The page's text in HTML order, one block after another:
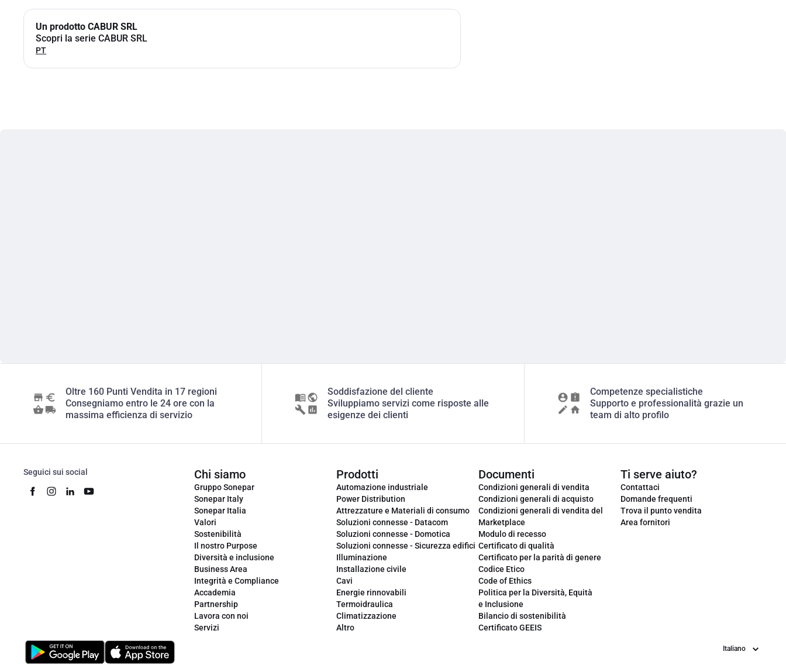
Un prodotto CABUR SRL
Scopri la serie CABUR SRL
PT
Oltre 160 Punti Vendita in 17 regioni
Consegniamo entro le 24 ore con la
massima efficienza di servizio
Soddisfazione del cliente
Sviluppiamo servizi come risposte alle
esigenze dei clienti
Competenze specialistiche
Supporto e professionalità grazie un
team di alto profilo
Seguici sui social Chi siamo
Gruppo Sonepar
Sonepar Italy
Sonepar Italia
Valori
Sostenibilità
Il nostro Purpose
Diversità e inclusione
Business Area
Integrità e Compliance
Accademia
Partnership
Lavora con noi
Servizi
Prodotti
Automazione industriale
Power Distribution
Attrezzature e Materiali di consumo
Soluzioni connesse - Datacom
Soluzioni connesse - Domotica
Soluzioni connesse - Sicurezza edifici
Illuminazione
Installazione civile
Cavi
Energie rinnovabili
Termoidraulica
Climatizzazione
Altro
Documenti
Condizioni generali di vendita
Condizioni generali di acquisto
Condizioni generali di vendita del
Marketplace
Modulo di recesso
Certificato di qualità
Certificato per la parità di genere
Codice Etico
Code of Ethics
Politica per la Diversità, Equità
e Inclusione
Bilancio di sostenibilità
Certificato GEEIS
Ti serve aiuto?
Contattaci
Domande frequenti
Trova il punto vendita
Area fornitori
Lingua